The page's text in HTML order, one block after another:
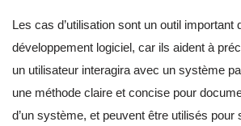
Les cas d’utilisation sont un outil important
développement logiciel, car ils aident à
un utilisateur interagira avec un système
une méthode claire et concise pour
d’un système, et peuvent être utilisés pour